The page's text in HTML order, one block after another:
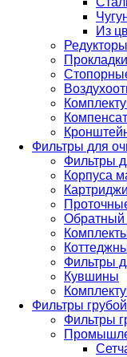
Из
Фильтры для
Фильтры
Корпуса
Картриджи
Обратный
Фильтры
Кувшины
Фильтры
Фильтры